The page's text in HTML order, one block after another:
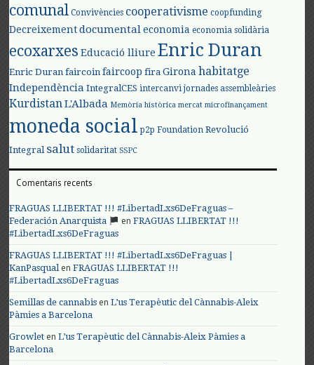
comunal Convivències cooperativisme coopfunding
Decreixement documental economia economia solidària
ecoxarxes Educació lliure Enric Duran
Enric Duran faircoin faircoop fira Girona habitatge
Independència IntegralCES intercanvi jornades assembleàries
KurdistanL'Albada Memòria històrica mercat microfinançament
moneda social p2p Foundation Revolució
Integral salut solidaritat SSPC
Comentaris recents
FRAGUAS LLIBERTAT !!! #LibertadLxs6DeFraguas –
Federación Anarquista
enFRAGUAS LLIBERTAT !!!
#LibertadLxs6DeFraguas
FRAGUAS LLIBERTAT !!! #LibertadLxs6DeFraguas |
KanPasqualenFRAGUAS LLIBERTAT !!!
#LibertadLxs6DeFraguas
Semillas de cannabis enL’us Terapèutic del Cànnabis-Aleix
Pàmies a Barcelona
Growlet enL’us Terapèutic del Cànnabis-Aleix Pàmies a
Barcelona